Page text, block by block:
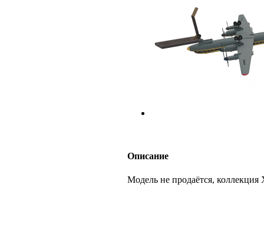
Описание
Модель не продаётся,